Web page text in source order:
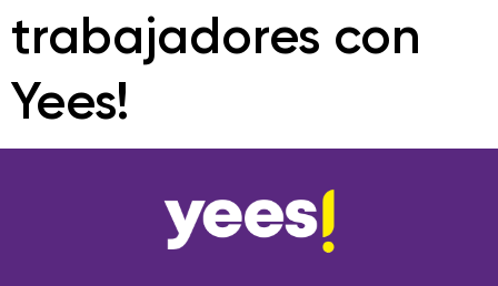
trabajadores con
Yees!